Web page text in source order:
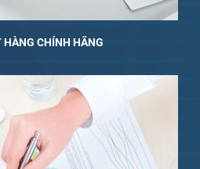
HÀNG CHÍNH HÃNG